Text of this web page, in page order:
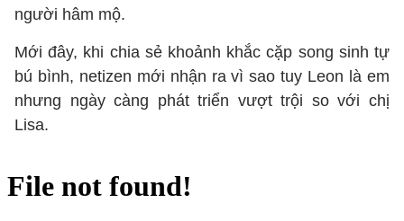
người hâm mộ.
Mới đây, khi chia sẻ khoảnh khắc cặp song sinh tự
bú bình, netizen mới nhận ra vì sao tuy Leon là em
nhưng ngày càng phát triển vượt trội so với chị
Lisa.